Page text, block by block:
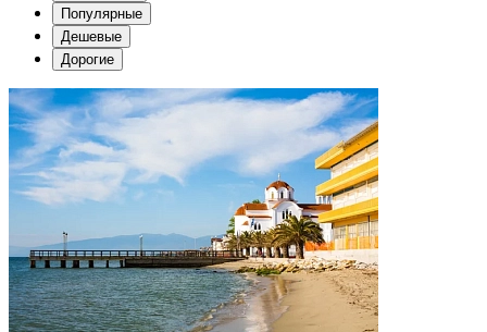
Популярные
Дешевые
Дорогие